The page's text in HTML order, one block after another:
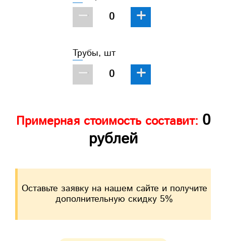
− +
Трубы, шт
− +
Примерная стоимость составит: 0
рублей
Оставьте заявку на нашем сайте и получите
дополнительную скидку 5%